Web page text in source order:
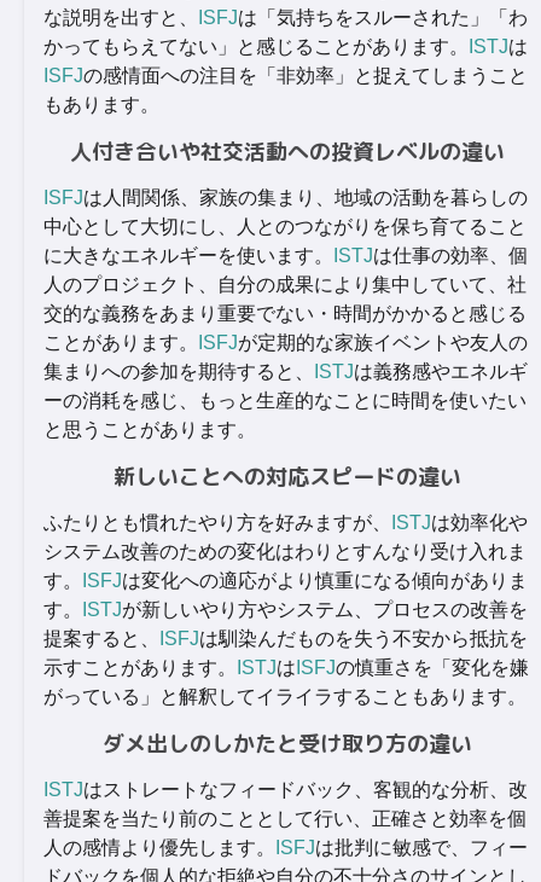
な説明を出すと、
ISFJは「気持ちをスルーされた」「わ
かってもらえてない」と感じることがあります。
ISTJは
ISFJの感情面への注目を「非効率」と捉えてしまうこと
もあります。
人付き合いや社交活動への投資レベルの違い
ISFJは人間関係、家族の集まり、地域の活動を暮らしの
中心として大切にし、人とのつながりを保ち育てること
に大きなエネルギーを使います。
ISTJは仕事の効率、個
人のプロジェクト、自分の成果により集中していて、社
交的な義務をあまり重要でない・時間がかかると感じる
ことがあります。
ISFJが定期的な家族イベントや友人の
集まりへの参加を期待すると、
ISTJは義務感やエネルギ
ーの消耗を感じ、もっと生産的なことに時間を使いたい
と思うことがあります。
新しいことへの対応スピードの違い
ふたりとも慣れたやり方を好みますが、 ISTJは効率化や
システム改善のための変化はわりとすんなり受け入れま
す。
ISFJは変化への適応がより慎重になる傾向がありま
す。
ISTJが新しいやり方やシステム、プロセスの改善を
提案すると、
ISFJは馴染んだものを失う不安から抵抗を
示すことがあります。
ISTJは ISFJの慎重さを「変化を嫌
がっている」と解釈してイライラすることもあります。
ダメ出しのしかたと受け取り方の違い
ISTJはストレートなフィードバック、客観的な分析、改
善提案を当たり前のこととして行い、正確さと効率を個
人の感情より優先します。
ISFJは批判に敏感で、フィー
ドバックを個人的な拒絶や自分の不十分さのサインとし